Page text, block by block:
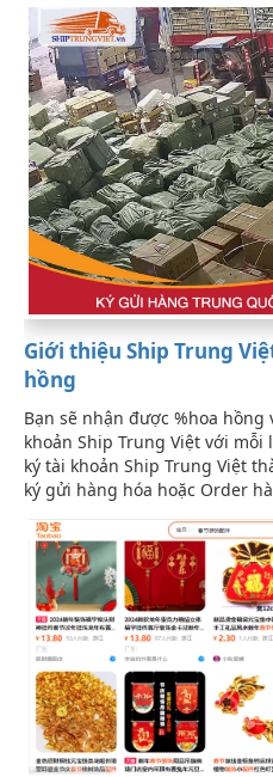
Giới thiệu Ship Trung
hồng
Bạn sẽ nhận được %hoa
khoản Ship Trung Việt với
ký tài khoản Ship Trung Việt
ký gửi hàng hóa hoặc Order